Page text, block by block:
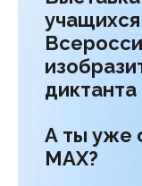
диктанта
А ты уже
МАХ?